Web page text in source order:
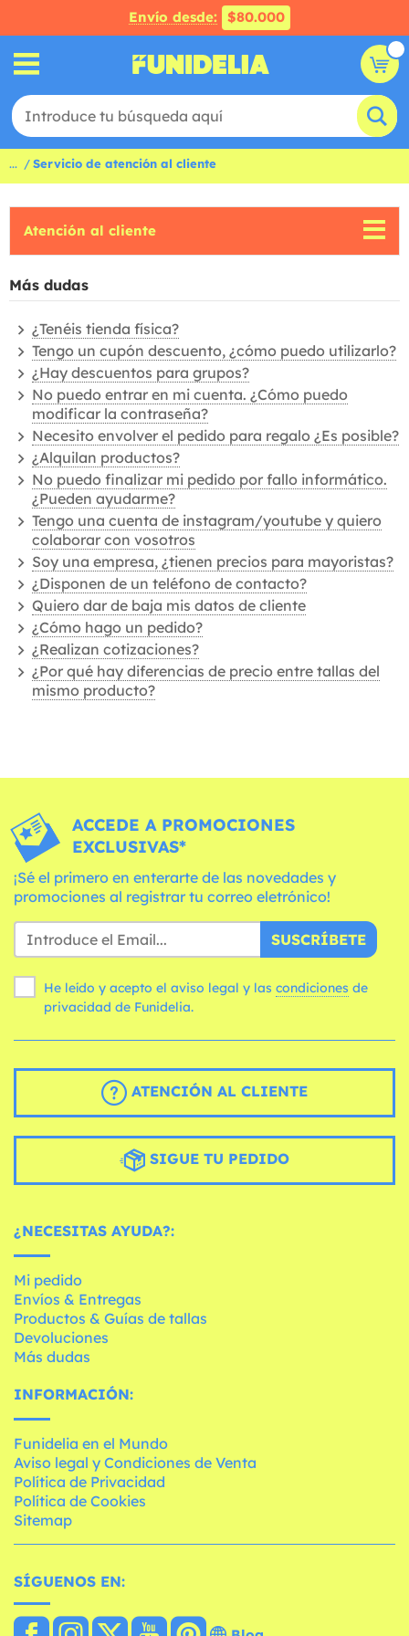
Envío desde: $80.000
... Servicio de atención al cliente
Atención al cliente
Más dudas
¿Tenéis tienda física?
Tengo un cupón descuento, ¿cómo puedo utilizarlo?
¿Hay descuentos para grupos?
No puedo entrar en mi cuenta. ¿Cómo puedo
modificar la contraseña?
Necesito envolver el pedido para regalo ¿Es posible?
¿Alquilan productos?
No puedo finalizar mi pedido por fallo informático.
¿Pueden ayudarme?
Tengo una cuenta de instagram/youtube y quiero
colaborar con vosotros
Soy una empresa, ¿tienen precios para mayoristas?
¿Disponen de un teléfono de contacto?
Quiero dar de baja mis datos de cliente
¿Cómo hago un pedido?
¿Realizan cotizaciones?
¿Por qué hay diferencias de precio entre tallas del
mismo producto?
ACCEDE A PROMOCIONES
EXCLUSIVAS*
¡Sé el primero en enterarte de las novedades y
promociones al registrar tu correo eletrónico!
SUSCRÍBETE
He leído y acepto el aviso legal y las condiciones
privacidad de Funidelia.
ATENCIÓN AL CLIENTE
SIGUE TU PEDIDO
¿NECESITAS AYUDA?:
Mi pedido
Envíos & Entregas
Productos & Guías de tallas
Devoluciones
Más dudas
INFORMACIÓN:
Funidelia en el Mundo
Aviso legal y Condiciones de Venta
Política de Privacidad
Política de Cookies
Sitemap
SÍGUENOS EN: